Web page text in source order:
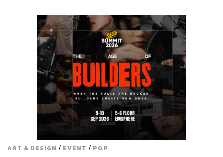
ART & DESIGN / EVENT / POP